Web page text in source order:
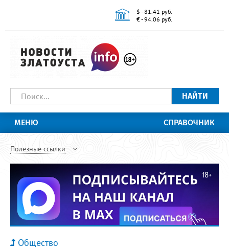
$ - 81.41 руб.
€ - 94.06 руб.
НАЙТИ
МЕНЮ СПРАВОЧНИК
Полезные ссылки
Общество